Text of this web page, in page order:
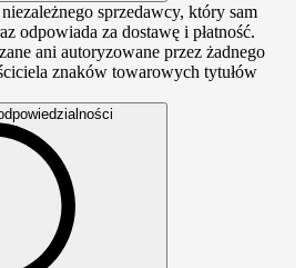
sprzedawcy, który sam
odpowiada za dostawę i płatność.
ani autoryzowane przez żadnego
znaków towarowych tytułów